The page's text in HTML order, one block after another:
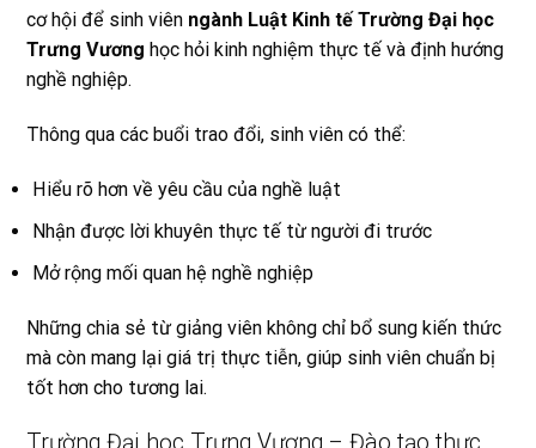
cơ hội để sinh viên ngành Luật Kinh tế Trường Đại học
Trưng Vương học hỏi kinh nghiệm thực tế và định hướng
nghề nghiệp.
Thông qua các buổi trao đổi, sinh viên có thể:
Hiểu rõ hơn về yêu cầu của nghề luật
Nhận được lời khuyên thực tế từ người đi trước
Mở rộng mối quan hệ nghề nghiệp
Những chia sẻ từ giảng viên không chỉ bổ sung kiến thức
mà còn mang lại giá trị thực tiễn, giúp sinh viên chuẩn bị
tốt hơn cho tương lai.
Trường Đại học Trưng Vương – Đào tạo thực